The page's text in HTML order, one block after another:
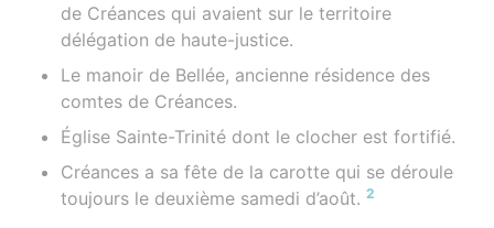
de Créances qui avaient sur le territoire
délégation de haute-justice.
Le manoir de Bellée, ancienne résidence des
comtes de Créances.
Église Sainte-Trinité dont le clocher est fortifié.
Créances a sa fête de la carotte qui se déroule
toujours le deuxième samedi d’août. 2